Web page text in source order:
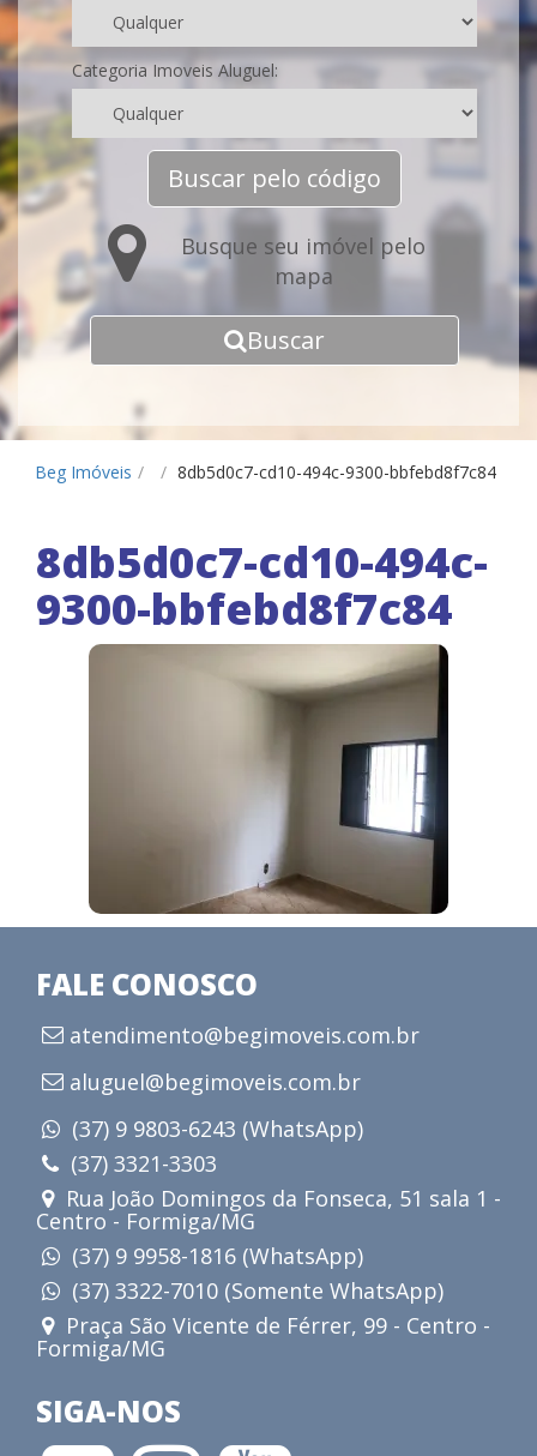
Categoria Imoveis Aluguel:
Buscar pelo código
Busque seu imóvel pelo
mapa
Buscar
Beg Imóveis / / 8db5d0c7-cd10-494c-9300-bbfebd8f7c84
8db5d0c7-cd10-494c-
9300-bbfebd8f7c84
FALE CONOSCO
atendimento@begimoveis.com.br
aluguel@begimoveis.com.br
(37) 9 9803-6243 (WhatsApp)
(37) 3321-3303
Rua João Domingos da Fonseca, 51 sala 1 -
Centro - Formiga/MG
(37) 9 9958-1816 (WhatsApp)
(37) 3322-7010 (Somente WhatsApp)
Praça São Vicente de Férrer, 99 - Centro -
Formiga/MG
SIGA-NOS